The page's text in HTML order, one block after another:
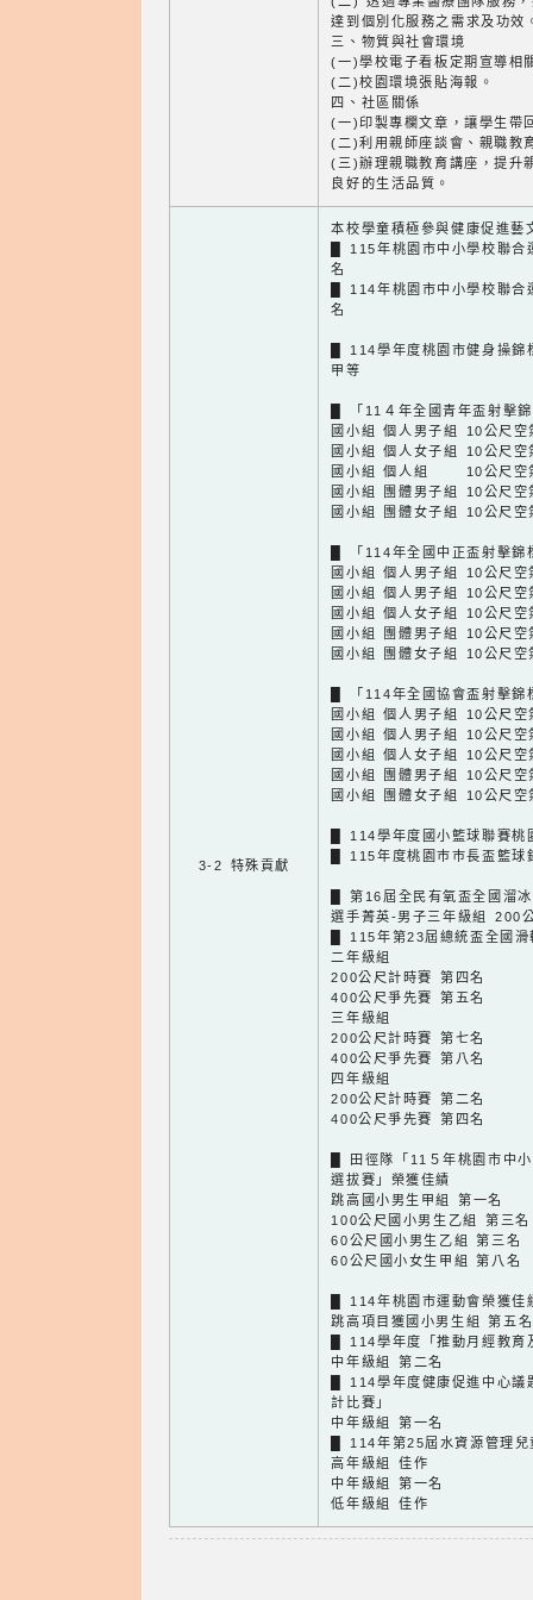
達到個別化服務之需求及功效
三、物質與社會環境
(一)學校電子看板定期宣導相
(二)校園環境張貼海報。
四、社區關係
(一)印製專欄文章，讓學生帶
(二)利用親師座談會、親職教
(三)辦理親職教育講座，提升
良好的生活品質。
3-2 特殊貢獻
本校學童積極參與健康促進藝
█ 115年桃園市中小學校聯
名
█ 114年桃園市中小學校聯
名
█ 114學年度桃園市健身操
甲等
█ 「11４年全國青年盃射擊
國小組 個人男子組 10公尺
國小組 個人女子組 10公尺
國小組 個人組 10公尺空
國小組 團體男子組 10公尺
國小組 團體女子組 10公尺
█ 「114年全國中正盃射擊錦
國小組 個人男子組 10公尺
國小組 個人男子組 10公尺
國小組 個人女子組 10公尺
國小組 團體男子組 10公尺
國小組 團體女子組 10公尺
█ 「114年全國協會盃射擊錦
國小組 個人男子組 10公尺
國小組 個人男子組 10公尺
國小組 個人女子組 10公尺
國小組 團體男子組 10公尺
國小組 團體女子組 10公尺
█ 114學年度國小籃球聯賽桃
█ 115年度桃園巿巿長盃籃球
█ 第16屆全民有氧盃全國溜
選手菁英-男子三年級組 200
█ 115年第23屆總統盃全國滑
二年級組
200公尺計時賽 第四名
400公尺爭先賽 第五名
三年級組
200公尺計時賽 第七名
400公尺爭先賽 第八名
四年級組
200公尺計時賽 第二名
400公尺爭先賽 第四名
█ 田徑隊「11５年桃園市中
選拔賽」榮獲佳績
跳高國小男生甲組 第一名
100公尺國小男生乙組 第三名
60公尺國小男生乙組 第三名
60公尺國小女生甲組 第八名
█ 114年桃園市運動會榮獲佳
跳高項目獲國小男生組 第五名
█ 114學年度「推動月經教育
中年級組 第二名
█ 114學年度健康促進中心議
計比賽」
中年級組 第一名
█ 114年第25屆水資源管理
高年級組 佳作
中年級組 第一名
低年級組 佳作